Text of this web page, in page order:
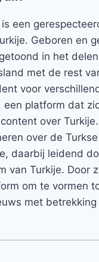
een
Geboren en
in het
met de rest
voor
platform dat
over
over de
daarbij leidend
van Turkije. Door
om te vormen
met betrekking